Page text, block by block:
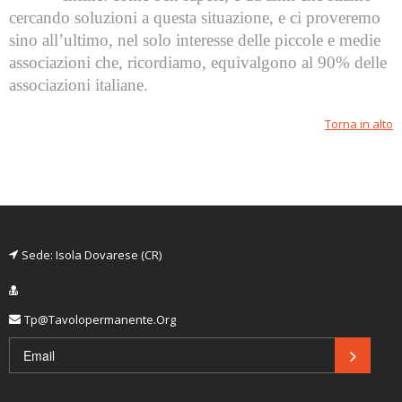
cercando soluzioni a questa situazione, e ci proveremo
sino all’ultimo, nel solo interesse delle piccole e medie
associazioni che, ricordiamo, equivalgono al 90% delle
associazioni italiane.
Torna in alto
Sede: Isola Dovarese (CR)
Tp@tavolopermanente.org